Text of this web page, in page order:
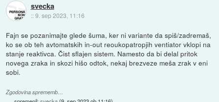
svecka
::9. sep 2023, 11:16
Fajn se pozanimajte glede šuma, ker ni variante da spiš/zadremaš,
ko se ob teh avtomatskih in-out reoukopatropjih ventiator vklopi na
stanje reaktivca. Čist sflajen sistem. Namesto da bi delal pritok
novega zraka in skozi hišo odtok, nekaj brezveze meša zrak v eni
sobi.
Zgodovina sprememb…